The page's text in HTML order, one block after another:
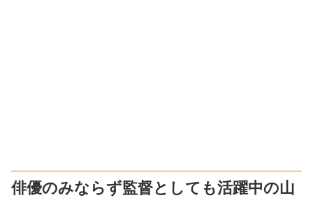
俳優のみならず監督としても活躍中の山